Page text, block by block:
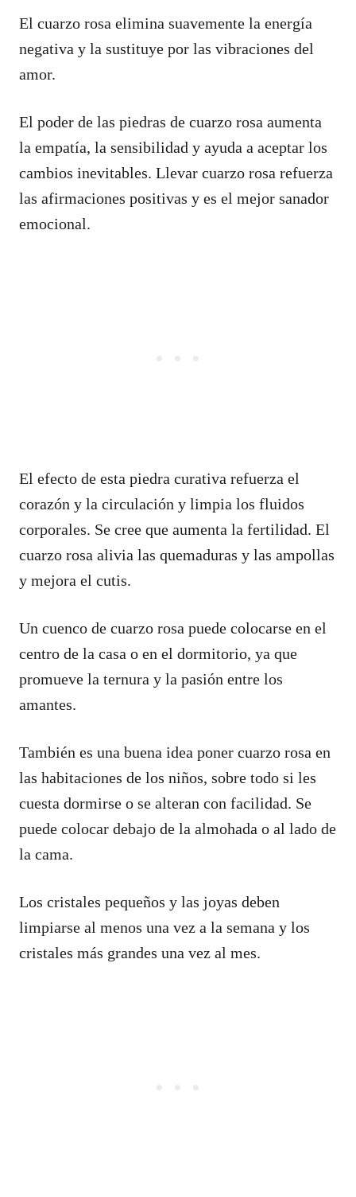
El cuarzo rosa elimina suavemente la energía
negativa y la sustituye por las vibraciones del
amor.
El poder de las piedras de cuarzo rosa aumenta
la empatía, la sensibilidad y ayuda a aceptar los
cambios inevitables. Llevar cuarzo rosa refuerza
las afirmaciones positivas y es el mejor sanador
emocional.
El efecto de esta piedra curativa refuerza el
corazón y la circulación y limpia los fluidos
corporales. Se cree que aumenta la fertilidad. El
cuarzo rosa alivia las quemaduras y las ampollas
y mejora el cutis.
Un cuenco de cuarzo rosa puede colocarse en el
centro de la casa o en el dormitorio, ya que
promueve la ternura y la pasión entre los
amantes.
También es una buena idea poner cuarzo rosa en
las habitaciones de los niños, sobre todo si les
cuesta dormirse o se alteran con facilidad. Se
puede colocar debajo de la almohada o al lado de
la cama.
Los cristales pequeños y las joyas deben
limpiarse al menos una vez a la semana y los
cristales más grandes una vez al mes.